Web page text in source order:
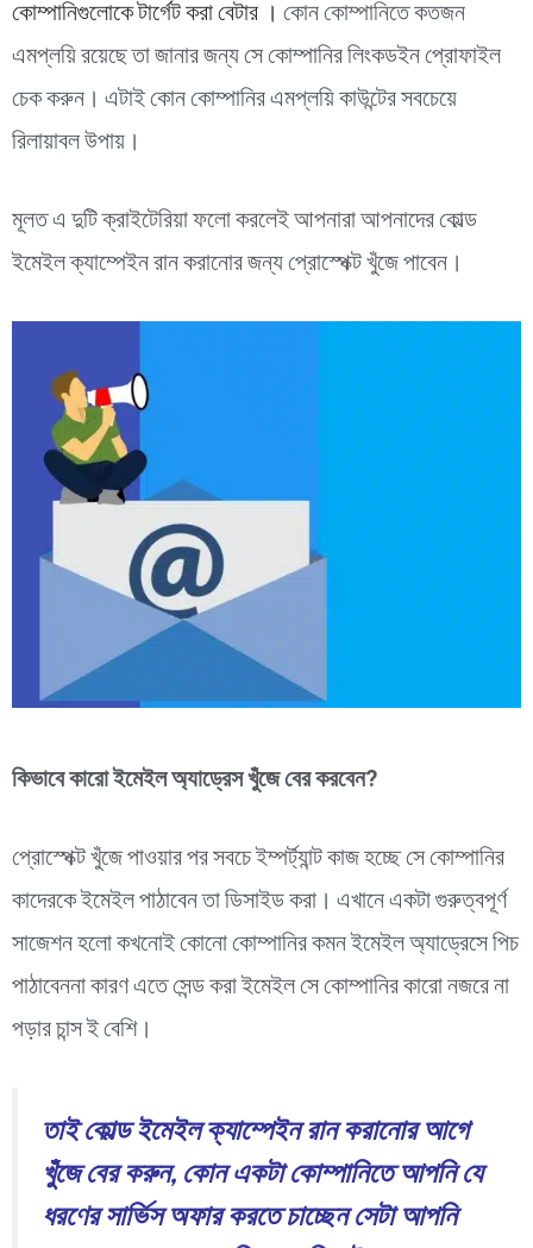
কোম্পানিগুলোকে টার্গেট করা বেটার । কোন কোম্পানিতে কতজন
এমপ্লয়ি রয়েছে তা জানার জন্য সে কোম্পানির লিংকডইন প্রোফাইল
চেক করুন। এটাই কোন কোম্পানির এমপ্লয়ি কাউন্টের সবচেয়ে
রিলায়াবল উপায়।
মূলত এ দুটি ক্রাইটেরিয়া ফলো করলেই আপনারা আপনাদের কোল্ড
ইমেইল ক্যাম্পেইন রান করানোর জন্য প্রোস্পেক্ট খুঁজে পাবেন।
কিভাবে কারো ইমেইল অ্যাড্রেস খুঁজে বের করবেন?
প্রোস্পেক্ট খুঁজে পাওয়ার পর সবচে ইম্পর্ট্যান্ট কাজ হচ্ছে সে কোম্পানির
কাদেরকে ইমেইল পাঠাবেন তা ডিসাইড করা। এখানে একটা গুরুত্বপূর্ণ
সাজেশন হলো কখনোই কোনো কোম্পানির কমন ইমেইল অ্যাড্রেসে পিচ
পাঠাবেননা কারণ এতে সেন্ড করা ইমেইল সে কোম্পানির কারো নজরে না
পড়ার চান্স ই বেশি।
তাই কোল্ড ইমেইল ক্যাম্পেইন রান করানোর আগে
খুঁজে বের করুন, কোন একটা কোম্পানিতে আপনি যে
ধরণের সার্ভিস অফার করতে চাচ্ছেন সেটা আপনি